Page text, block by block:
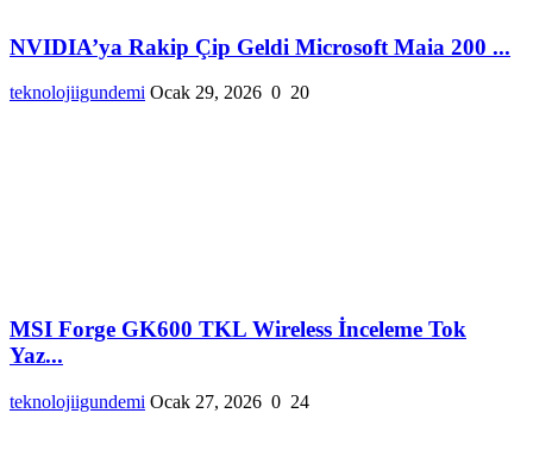
NVIDIA’ya Rakip Çip Geldi Microsoft Maia 200 ...
teknolojiigundemi Ocak 29, 2026 0 20
MSI Forge GK600 TKL Wireless İnceleme Tok
Yaz...
teknolojiigundemi Ocak 27, 2026 0 24